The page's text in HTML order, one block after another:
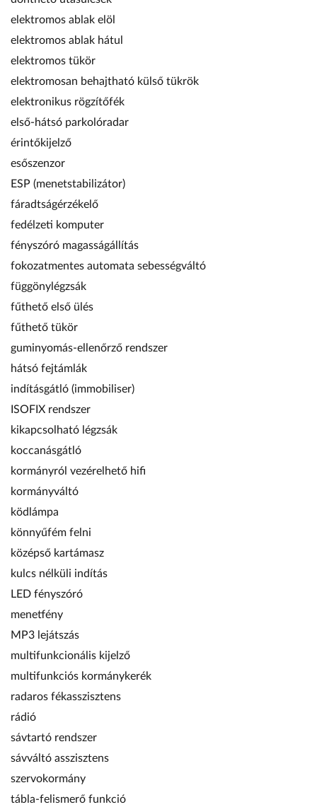
elektromos ablak elöl
elektromos ablak hátul
elektromos tükör
elektromosan behajtható külső tükrök
elektronikus rögzítőfék
első-hátsó parkolóradar
érintőkijelző
esőszenzor
ESP (menetstabilizátor)
fáradtságérzékelő
fedélzeti komputer
fényszóró magasságállítás
fokozatmentes automata sebességváltó
függönylégzsák
fűthető első ülés
fűthető tükör
guminyomás-ellenőrző rendszer
hátsó fejtámlák
indításgátló (immobiliser)
ISOFIX rendszer
kikapcsolható légzsák
koccanásgátló
kormányról vezérelhető hifi
kormányváltó
ködlámpa
könnyűfém felni
középső kartámasz
kulcs nélküli indítás
LED fényszóró
menetfény
MP3 lejátszás
multifunkcionális kijelző
multifunkciós kormánykerék
radaros fékasszisztens
rádió
sávtartó rendszer
sávváltó asszisztens
szervokormány
tábla-felismerő funkció